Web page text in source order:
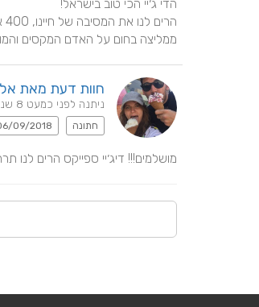
ממליצה בחום על האדם המקסים
חוות דעת מאת
ניתנה לפני כמעט 8 שנים
חתונה 09/2018
מושלמים!!! דיג׳יי ספייקס הרים לנו